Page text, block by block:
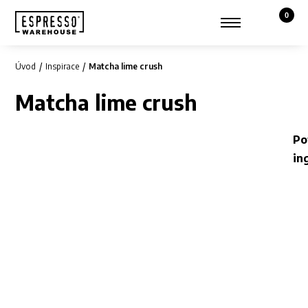
Zobrazit hledání
0
Košík,
Úvod Inspirace Matcha lime crush
Matcha lime crush